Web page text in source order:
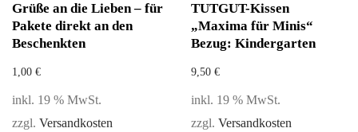
Grüße an die Lieben – für
Pakete direkt an den
Beschenkten
1,00 €
inkl. 19 % MwSt.
zzgl. Versandkosten
TUTGUT-Kissen
„Maxima für Minis“
Bezug: Kindergarten
9,50 €
inkl. 19 % MwSt.
zzgl. Versandkosten